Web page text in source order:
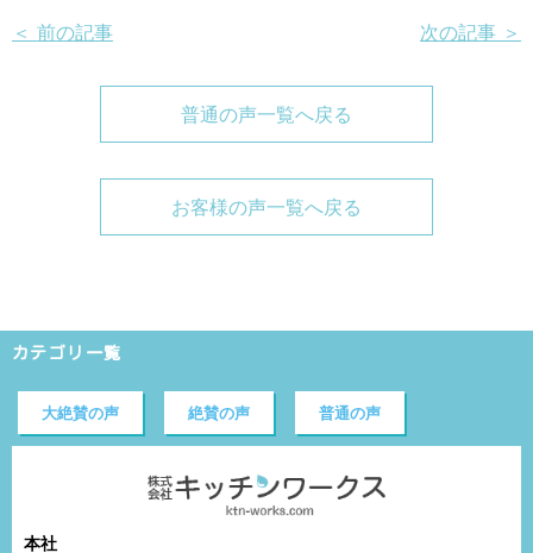
＜ 前の記事 次の記事 ＞
普通の声一覧へ戻る
お客様の声一覧へ戻る
カテゴリ一覧
大絶賛の声 絶賛の声 普通の声
本社